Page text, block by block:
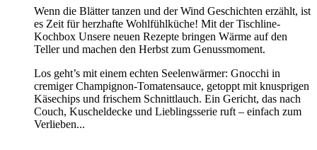
Wenn die Blätter tanzen und der Wind Geschichten erzählt, ist
es Zeit für herzhafte Wohlfühlküche! Mit der Tischline-
Kochbox Unsere neuen Rezepte bringen Wärme auf den
Teller und machen den Herbst zum Genussmoment.
Los geht’s mit einem echten Seelenwärmer: Gnocchi in
cremiger Champignon-Tomatensauce, getoppt mit knusprigen
Käsechips und frischem Schnittlauch. Ein Gericht, das nach
Couch, Kuscheldecke und Lieblingsserie ruft – einfach zum
Verlieben...